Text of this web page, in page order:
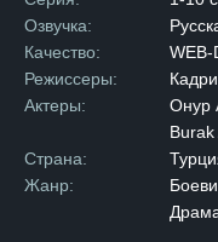
Озвучка:
Качество:
WEB-
Режиссеры:
Актеры:
Онур
Страна:
Жанр: